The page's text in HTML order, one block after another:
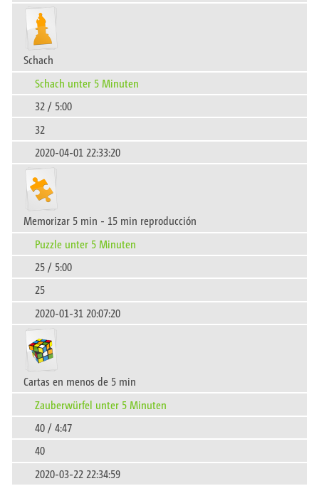
Schach
Schach unter 5 Minuten
32 / 5:00
32
2020-04-01 22:33:20
Memorizar 5 min - 15 min reproducción
Puzzle unter 5 Minuten
25 / 5:00
25
2020-01-31 20:07:20
Cartas en menos de 5 min
Zauberwürfel unter 5 Minuten
40 / 4:47
40
2020-03-22 22:34:59